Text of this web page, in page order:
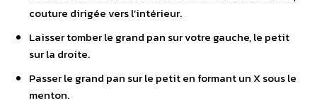
couture dirigée vers l’intérieur.
Laisser tomber le grand pan sur votre gauche, le petit
sur la droite.
Passer le grand pan sur le petit en formant un X sous le
menton.